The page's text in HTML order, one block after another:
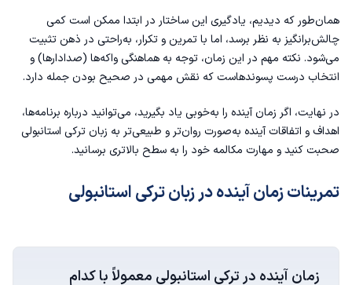
همان‌طور که دیدیم، یادگیری این ساختار در ابتدا ممکن است کمی
چالش‌برانگیز به نظر برسد، اما با تمرین و تکرار، به‌راحتی در ذهن تثبیت
می‌شود. نکته مهم در این زمان، توجه به هماهنگی واکه‌ها (صدادارها) و
انتخاب درست پسوندهاست که نقش مهمی در صحیح بودن جمله دارد.
در نهایت، اگر زمان آینده را به‌خوبی یاد بگیرید، می‌توانید درباره برنامه‌ها،
اهداف و اتفاقات آینده به‌صورت روان‌تر و طبیعی‌تر به زبان ترکی استانبولی
صحبت کنید و مهارت مکالمه خود را به سطح بالاتری برسانید.
تمرینات زمان آینده در زبان ترکی استانبولی
زمان آینده در ترکی استانبولی معمولاً با کدام